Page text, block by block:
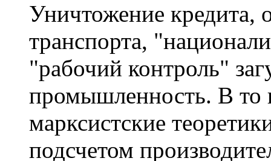
Уничтожение кредита,
транспорта,
"рабочий контроль"
промышленность. В то
марксистские
подсчетом